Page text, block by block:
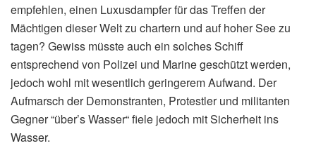
empfehlen, einen Luxusdampfer für das Treffen der
Mächtigen dieser Welt zu chartern und auf hoher See zu
tagen? Gewiss müsste auch ein solches Schiff
entsprechend von Polizei und Marine geschützt werden,
jedoch wohl mit wesentlich geringerem Aufwand. Der
Aufmarsch der Demonstranten, Protestler und militanten
Gegner “über’s Wasser“ fiele jedoch mit Sicherheit ins
Wasser.